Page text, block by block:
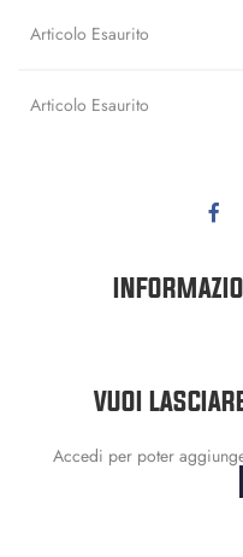
Articolo Esaurito
Articolo Esaurito
VUOI
Accedi per poter